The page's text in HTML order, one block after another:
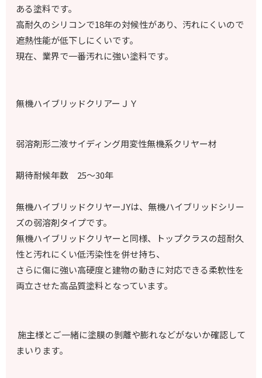
ある塗料です。
高耐久のシリコンで18年の対候性があり、汚れにくいので
遮熱性能が低下しにくいです。
現在、業界で一番汚れに強い塗料です。
無機ハイブリッドクリアーＪＹ
弱溶剤形二液サイディング用変性無機系クリヤー材
期待耐候年数 25～30年
無機ハイブリッドクリヤーJYは、無機ハイブリッドシリー
ズの弱溶剤タイプです。
無機ハイブリッドクリヤーと同様、トップクラスの超耐久
性と汚れにくい低汚染性を併せ持ち、
さらに傷に強い高硬度と建物の動きに対応できる柔軟性を
両立させた高品質塗料となっています。
施主様とご一緒に塗膜の剝離や膨れなどがないか確認して
まいります。